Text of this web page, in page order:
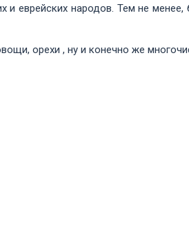
и еврейских народов. Тем не
орехи , ну и конечно же